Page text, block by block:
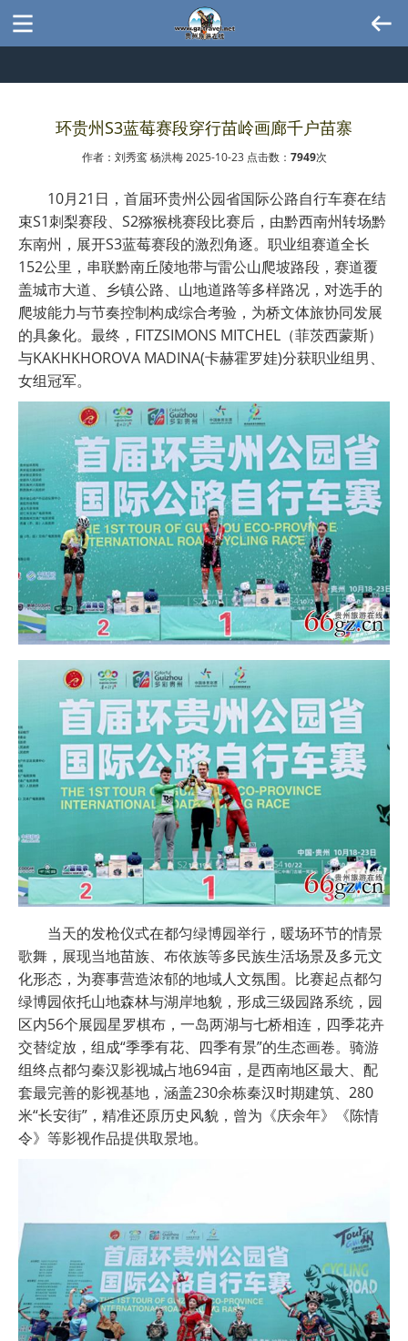
环贵州S3蓝莓赛段穿行苗岭画廊千户苗寨
作者：刘秀鸾 杨洪梅 2025-10-23 点击数： 7949次
10月21日，首届环贵州公园省国际公路自行车赛在结
束S1刺梨赛段、S2猕猴桃赛段比赛后，由黔西南州转场黔
东南州，展开S3蓝莓赛段的激烈角逐。职业组赛道全长
152公里，串联黔南丘陵地带与雷公山爬坡路段，赛道覆
盖城市大道、乡镇公路、山地道路等多样路况，对选手的
爬坡能力与节奏控制构成综合考验，为桥文体旅协同发展
的具象化。最终，FITZSIMONS MITCHEL（菲茨西蒙斯）
与KAKHKHOROVA MADINA(卡赫霍罗娃)分获职业组男、
女组冠军。
当天的发枪仪式在都匀绿博园举行，暖场环节的情景
歌舞，展现当地苗族、布依族等多民族生活场景及多元文
化形态，为赛事营造浓郁的地域人文氛围。比赛起点都匀
绿博园依托山地森林与湖岸地貌，形成三级园路系统，园
区内56个展园星罗棋布，一岛两湖与七桥相连，四季花卉
交替绽放，组成“季季有花、四季有景”的生态画卷。骑游
组终点都匀秦汉影视城占地694亩，是西南地区最大、配
套最完善的影视基地，涵盖230余栋秦汉时期建筑、280
米“长安街”，精准还原历史风貌，曾为《庆余年》《陈情
令》等影视作品提供取景地。